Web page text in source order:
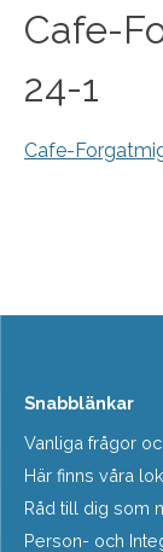
Cafe-
24-1
Cafe-
Snabblänkar
Vanliga frågor
Här finns våra
Råd till dig som
Person- och